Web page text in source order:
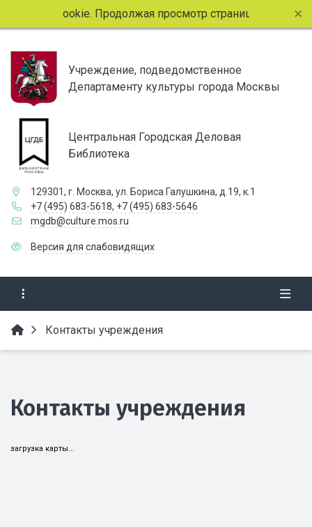
файлы cookie. Продолжая просмотр страниц сайта, вы
Учреждение, подведомственное
Департаменту культуры города Москвы
Центральная Городская Деловая
Библиотека
129301, г. Москва, ул. Бориса Галушкина, д.19, к.1
+7 (495) 683-5618, +7 (495) 683-5646
mgdb@culture.mos.ru
Версия для слабовидящих
Контакты учреждения
Контакты учреждения
загрузка карты...